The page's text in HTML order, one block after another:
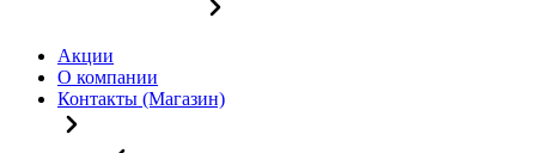
Акции
О компании
Контакты (Магазин)